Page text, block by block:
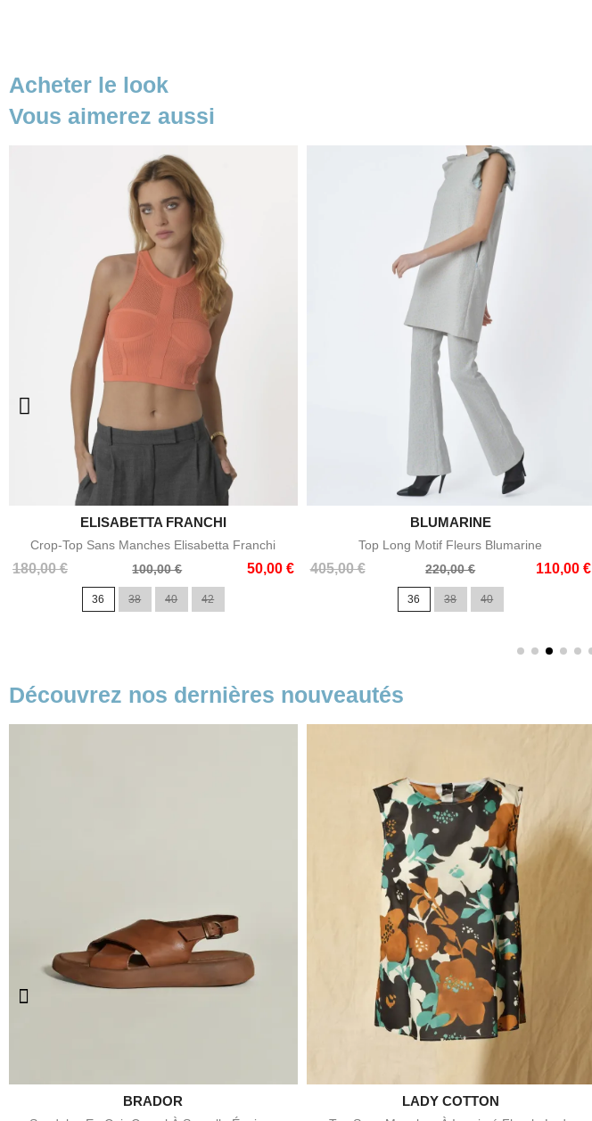
Acheter le look
Vous aimerez aussi
Aperçu rapide
ELISABETTA FRANCHI
Crop-Top Sans Manches Elisabetta Franchi
180,00 €
Prix
100,00 € 50,00 €
Prix
36 38 40 42
Aperçu rapide
BLUMARINE
Top Long Motif Fleurs Blumarine
405,00 €
Prix
220,00 € 110,00 €
Prix
36 38 40
Découvrez nos dernières nouveautés
Aperçu rapide
BRADOR Aperçu rapide
LADY COTTON